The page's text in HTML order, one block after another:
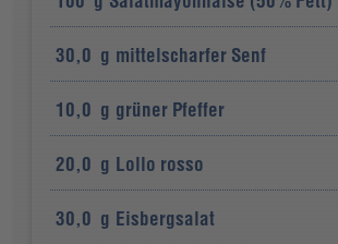
30,0 g mittelscharfer Senf
10,0 g grüner Pfeffer
20,0 g Lollo rosso
30,0 g Eisbergsalat